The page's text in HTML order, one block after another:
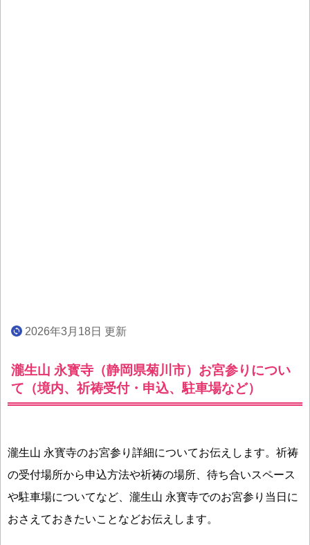
2026年3月18日 更新
瀧生山 永寳寺（静岡県菊川市）お宮参りについ
て（境内、祈祷受付・申込、駐車場など）
瀧生山 永寳寺のお宮参り詳細についてお伝えします。祈祷
の受付場所から申込方法や祈祷の場所、待ち合いスペース
や駐車場についてなど、瀧生山 永寳寺でのお宮参り当日に
おさえておきたいことなどお伝えします。